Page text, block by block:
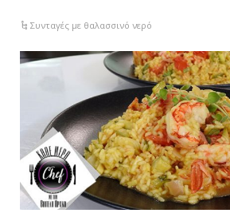
Συνταγές με θαλασσινό νερό